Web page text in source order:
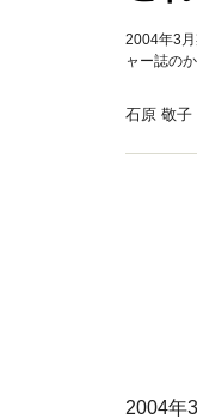
2004年3
ャー誌の
石原 敬子
2004年